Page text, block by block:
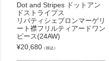
Dot and Stripes ドットアン
ドストライプス
リバティシェブロンマーゲリ
ート襟フリルティアードワン
ピース(24AW)
¥20,680（税込）